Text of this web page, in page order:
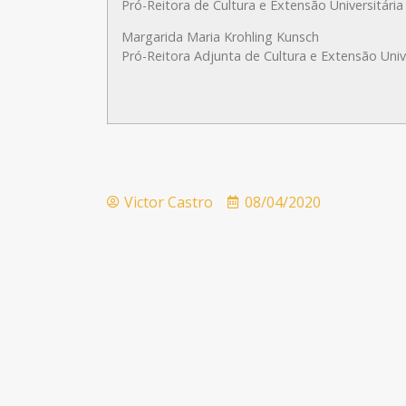
Pró-Reitora de Cultura e Extensão Universitária
Margarida Maria Krohling Kunsch
Pró-Reitora Adjunta de Cultura e Extensão
Victor Castro 08/04/2020